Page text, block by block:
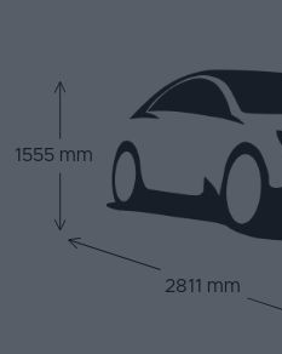
1555 mm
2811 mm